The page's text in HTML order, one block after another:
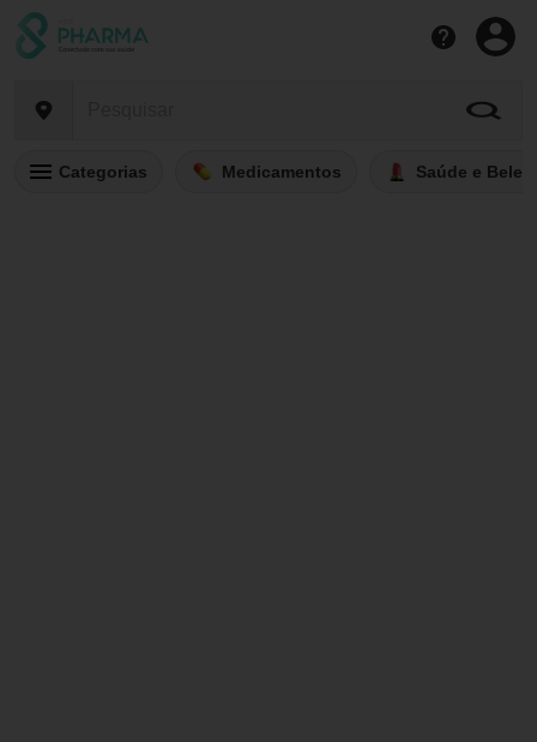
Categorias Medicamentos Saúde e